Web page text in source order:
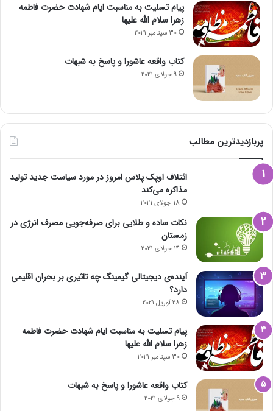
پیام تسلیت به مناسبت ایام شهادت حضرت فاطمه
زهرا سلام الله علیها
30 سپتامبر 2021
کتاب واقعه عاشورا و پاسخ به شبهات
9 جولای 2021
پربازدیدترین مطالب
ائتلاف اوپک پلاس امروز در مورد سیاست جدید تولید
مذاکره می‌کند
18 جولای 2021
نکات ساده و طلایی برای صرفه‌جویی مصرف انرژی در
زمستان
14 جولای 2021
آینده‌ی دیجیتالی گیمینگ چه تاثیری بر بحران اقلیمی
دارد؟
28 آوریل 2021
پیام تسلیت به مناسبت ایام شهادت حضرت فاطمه
زهرا سلام الله علیها
30 سپتامبر 2021
کتاب واقعه عاشورا و پاسخ به شبهات
9 جولای 2021